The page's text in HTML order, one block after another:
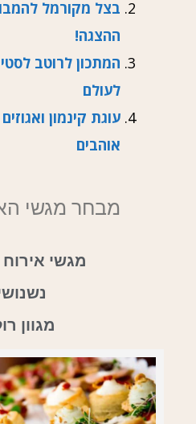
בצל מקורמל
ההצגה!
המתכון לרוטב
לעולם
אוהבים
מבחר מגשי
מגשי
מגוון